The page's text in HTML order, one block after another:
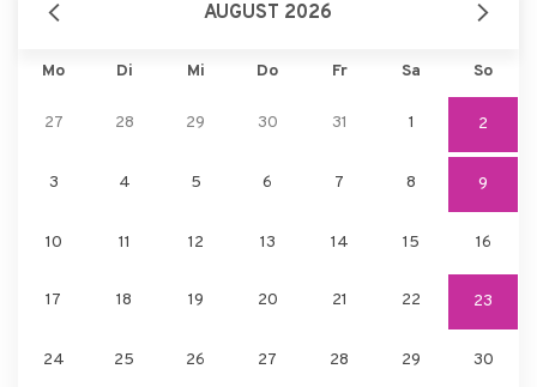
AUGUST 2026
Mo Di Mi Do Fr Sa So
27 28 29 30 31 1 2
3 4 5 6 7 8 9
10 11 12 13 14 15 16
17 18 19 20 21 22 23
24 25 26 27 28 29 30